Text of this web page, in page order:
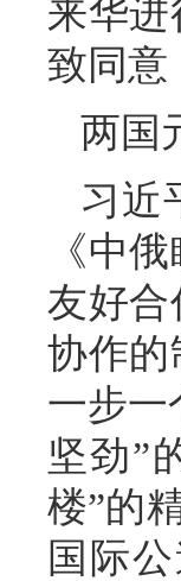
来华
致同意
两国
习近
《中
友好合
协作的
一步一
坚劲”
楼”的
国际